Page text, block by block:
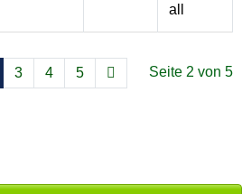
all
Seite 2 von 5
3 4 5